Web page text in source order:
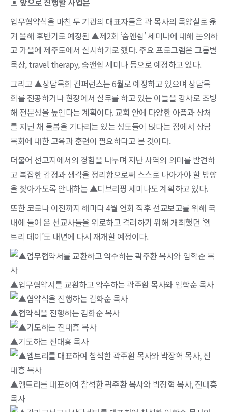
업무협약식을 마친 두 기관의 대표자들은 곽 목사의 목양실로 옮
겨 올해 후반기로 예정된 ▲제2회 ‘숨앤쉼’ 세미나에 대해 논의하
고 가을에 제주도에서 실시하기로 했다. 주요 프로그램은 그룹별
묵상, travel therapy, 숨앤쉼 세미나 등으로 예정하고 있다.
그리고 ▲상담목회 컨퍼런스는 6월로 예정하고 있으며 상담목
회를 전공하거나 현장에서 실무를 하고 있는 이들을 강사로 초빙
해 전문성을 높인다는 계획이다. 교회 안에 다양한 아픔과 상처
를 지닌 채 돌봄을 기다리는 있는 성도들이 많다는 점에서 상담
목회에 대한 교육과 훈련이 필요하다고 본 것이다.
더불어 선교지에서의 경험을 나누며 지난 사역의 의미를 발견하
고 복잡한 감정과 생각을 정리함으로써 스스로 나아가야 할 방향
을 찾아가도록 안내하는 ▲디브리핑 세미나도 계획하고 있다.
또한 코로나 이전까지 해마다 4월 연회 직후 선교보고를 위해 국
내에 들어 온 선교사들을 위로하고 격려하기 위해 개최했던 ‘엠
트리 데이’도 내년에 다시 재개할 예정이다.
▲업무협약서를 교환하고 악수하는 곽주환 목사와 임학순 목사
▲협약식을 진행하는 김화순 목사
▲기도하는 진대흥 목사
▲엠트리를 대표하여 참석한 곽주환 목사와 박장혁 목사, 진대흥
목사